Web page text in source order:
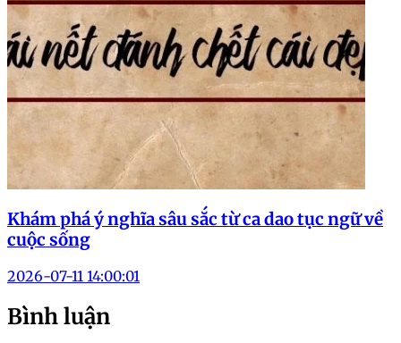
Khám phá ý nghĩa sâu sắc từ ca dao tục ngữ về
cuộc sống
2026-07-11 14:00:01
Bình luận